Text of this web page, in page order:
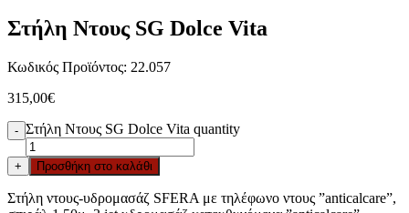
Στήλη Ντους SG Dolce Vita
Κωδικός Προϊόντος: 22.057
315,00€
- Στήλη Ντους SG Dolce Vita quantity
+ Προσθήκη στο καλάθι
Στήλη ντους-υδρομασάζ SFERA με τηλέφωνο ντους ”anticalcare”,